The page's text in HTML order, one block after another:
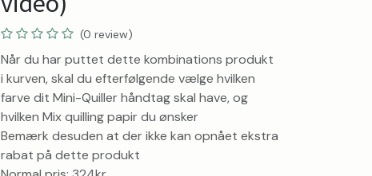
(0 review)
Når du har puttet dette kombinations produkt
i kurven, skal du efterfølgende vælge hvilken
farve dit Mini-Quiller håndtag skal have, og
hvilken Mix quilling papir du ønsker
Bemærk desuden at der ikke kan opnået ekstra
rabat på dette produkt